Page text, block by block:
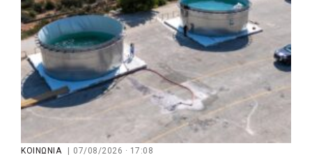
ΚΟΙΝΩΝΙΑ 07/08/2026 · 17:08